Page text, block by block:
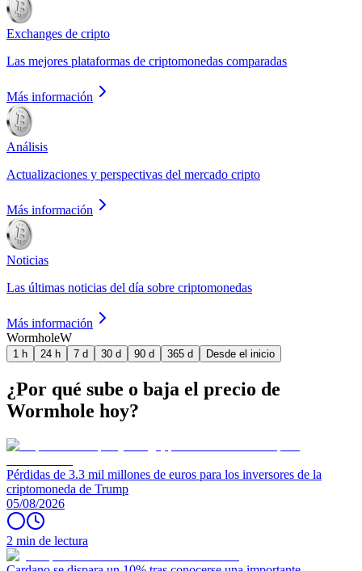
Exchanges de cripto
Las mejores plataformas de criptomonedas comparadas
Más información
Análisis
Actualizaciones y perspectivas del mercado cripto
Más información
Noticias
Las últimas noticias del día sobre criptomonedas
Más información
WormholeW
1 h 24 h 7 d 30 d 90 d 365 d Desde el inicio
¿Por qué sube o baja el precio de
Wormhole hoy?
Pérdidas de 3.3 mil millones de euros para los inversores de la
criptomoneda de Trump
05/08/2026
2 min de lectura